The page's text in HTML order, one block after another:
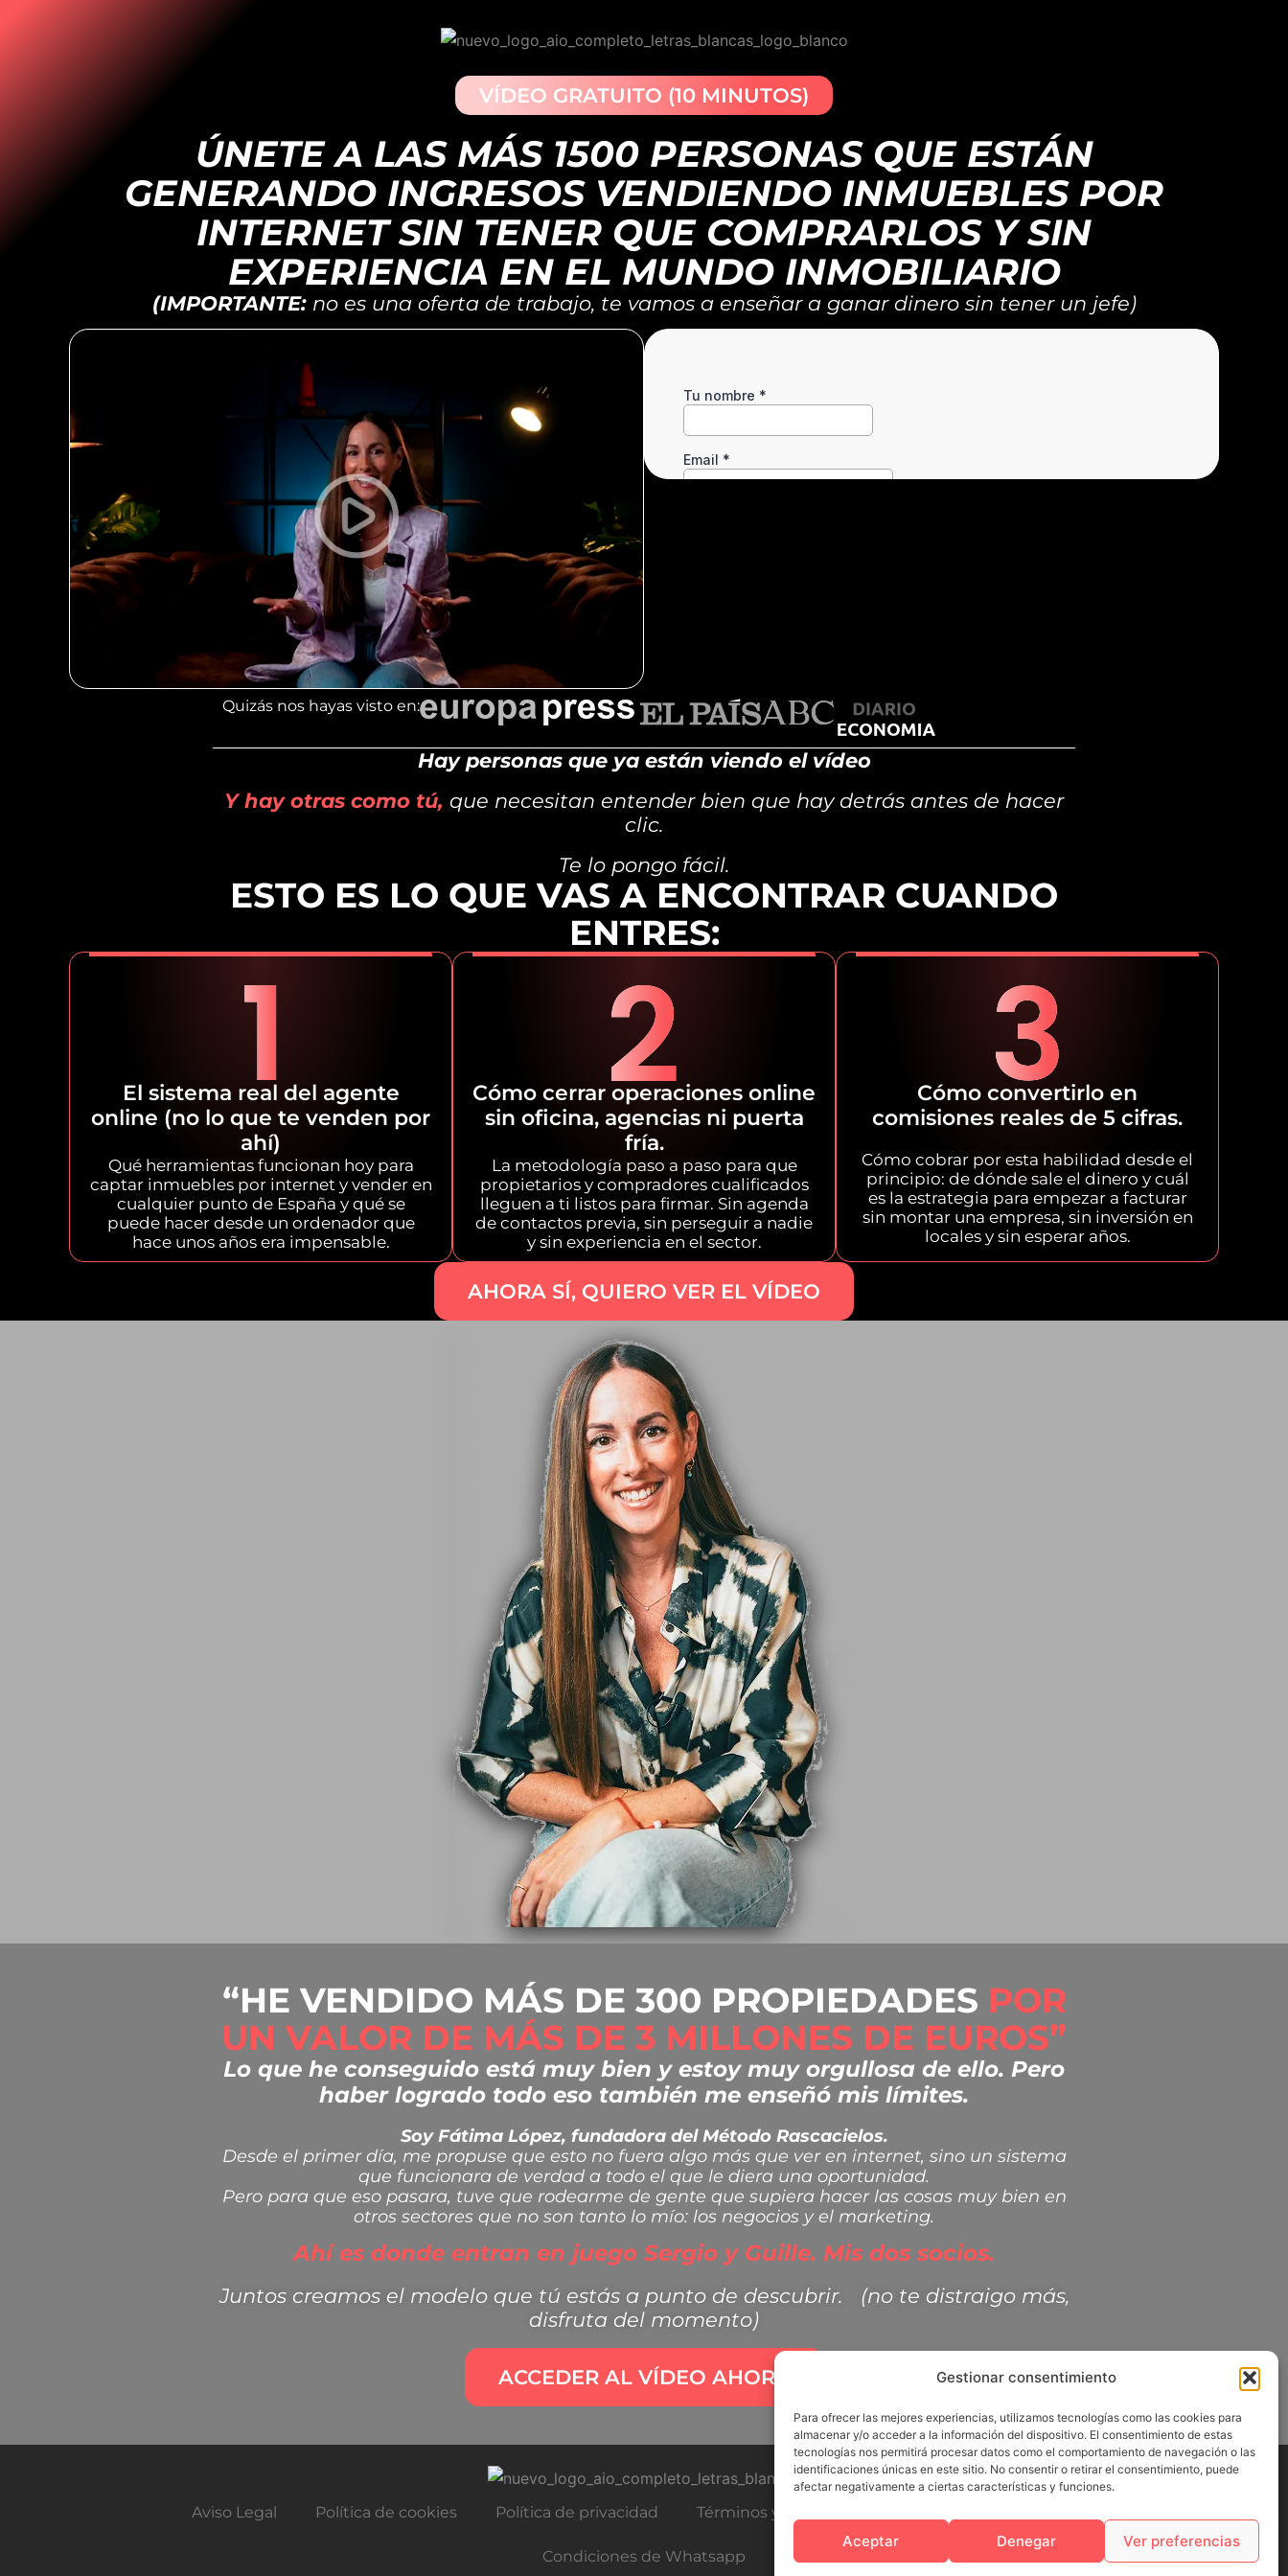
Gestionar consentimiento
Para ofrecer las mejores experiencias, utilizamos tecnologías como las cookies para
almacenar y/o acceder a la información del dispositivo. El consentimiento de estas
tecnologías nos permitirá procesar datos como el comportamiento de navegación o las
identificaciones únicas en este sitio. No consentir o retirar el consentimiento, puede
afectar negativamente a ciertas características y funciones.
Aceptar Denegar Ver preferencias
VÍDEO GRATUITO (10 MINUTOS)
ÚNETE A LAS MÁS 1500 PERSONAS QUE ESTÁN
GENERANDO INGRESOS VENDIENDO INMUEBLES POR
INTERNET SIN TENER QUE COMPRARLOS Y SIN
EXPERIENCIA EN EL MUNDO INMOBILIARIO
(IMPORTANTE: no es una oferta de trabajo, te vamos a enseñar a ganar dinero sin tener un jefe)
Quizás nos hayas visto en:
Hay personas que ya están viendo el vídeo
Y hay otras como tú, que necesitan entender bien que hay detrás antes de hacer
clic.
Te lo pongo fácil.
ESTO ES LO QUE VAS A ENCONTRAR CUANDO
ENTRES:
El sistema real del agente
online (no lo que te venden por
ahí)
Qué herramientas funcionan hoy para
captar inmuebles por internet y vender en
cualquier punto de España y qué se
puede hacer desde un ordenador que
hace unos años era impensable.
Cómo cerrar operaciones online
sin oficina, agencias ni puerta
fría.
La metodología paso a paso para que
propietarios y compradores cualificados
lleguen a ti listos para firmar. Sin agenda
de contactos previa, sin perseguir a nadie
y sin experiencia en el sector.
Cómo convertirlo en
comisiones reales de 5 cifras.
Cómo cobrar por esta habilidad desde el
principio: de dónde sale el dinero y cuál
es la estrategia para empezar a facturar
sin montar una empresa, sin inversión en
locales y sin esperar años.
AHORA SÍ, QUIERO VER EL VÍDEO
“HE VENDIDO MÁS DE 300 PROPIEDADES POR
UN VALOR DE MÁS DE 3 MILLONES DE EUROS”
Lo que he conseguido está muy bien y estoy muy orgullosa de ello. Pero
haber logrado todo eso también me enseñó mis límites.
Soy Fátima López, fundadora del Método Rascacielos.
Desde el primer día, me propuse que esto no fuera algo más que ver en internet, sino un sistema
que funcionara de verdad a todo el que le diera una oportunidad.
Pero para que eso pasara, tuve que rodearme de gente que supiera hacer las cosas muy bien en
otros sectores que no son tanto lo mío: los negocios y el marketing.
Ahí es donde entran en juego Sergio y Guille. Mis dos socios.
Juntos creamos el modelo que tú estás a punto de descubrir. (no te distraigo más,
disfruta del momento)
ACCEDER AL VÍDEO AHORA
Aviso Legal Política de cookies Política de privacidad Términos y condiciones
Condiciones de Whatsapp